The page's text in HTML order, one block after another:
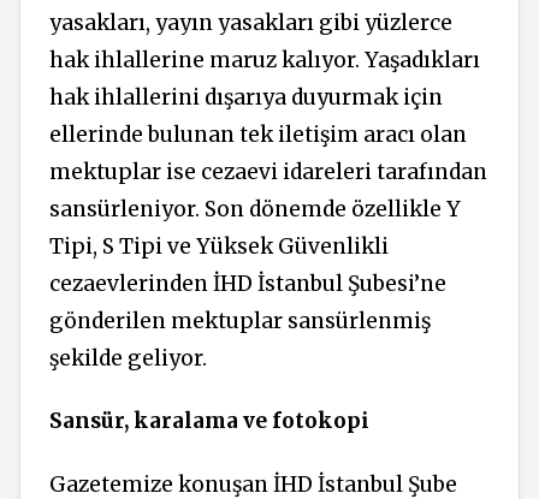
yasakları, yayın yasakları gibi yüzlerce
hak ihlallerine maruz kalıyor. Yaşadıkları
hak ihlallerini dışarıya duyurmak için
ellerinde bulunan tek iletişim aracı olan
mektuplar ise cezaevi idareleri tarafından
sansürleniyor. Son dönemde özellikle Y
Tipi, S Tipi ve Yüksek Güvenlikli
cezaevlerinden İHD İstanbul Şubesi’ne
gönderilen mektuplar sansürlenmiş
şekilde geliyor.
Sansür, karalama ve fotokopi
Gazetemize konuşan İHD İstanbul Şube